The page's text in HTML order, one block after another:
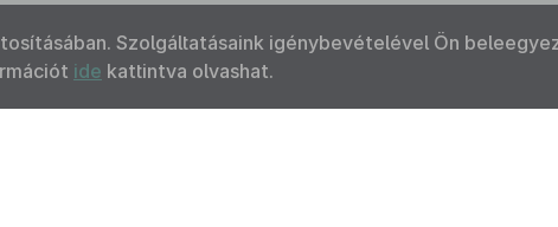
Szolgáltatásaink igénybevételével Ön
ide kattintva olvashat.